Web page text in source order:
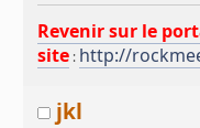
Revenir sur le
site : http://
jkl